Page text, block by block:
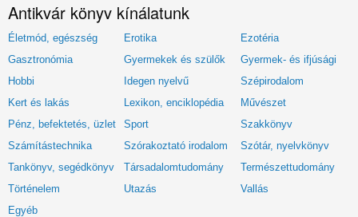
Antikvár könyv kínálatunk
Életmód, egészség Erotika
Ezotéria
Gasztronómia
Gyermekek és szülők
Gyermek- és ifjúsági
Hobbi
Idegen nyelvű
Szépirodalom
Kert és lakás
Lexikon, enciklopédia
Művészet
Pénz, befektetés, üzlet
Sport
Szakkönyv
Számítástechnika
Szórakoztató irodalom
Szótár, nyelvkönyv
Tankönyv, segédkönyv
Társadalomtudomány
Természettudomány
Történelem
Utazás
Vallás
Egyéb